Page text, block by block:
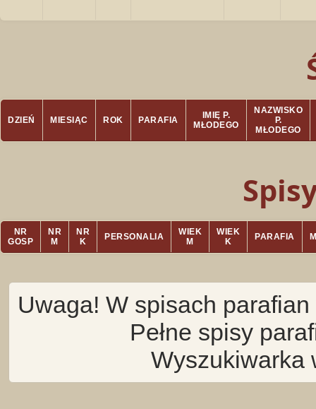
DZIEŃ MIESIĄC ROK PARAFIA
IMIĘ P.
MŁODEGO
NAZWISKO
P.
MŁODEGO
NR
GOSP
NR
M
NR
K
PERSONALIA
WIEK
M
WIEK
K
PARAFIA
Uwaga! W spisach
Pełne spisy
Wyszukiwarka